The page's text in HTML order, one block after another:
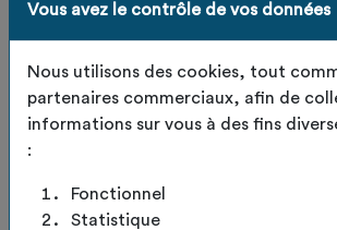
Vous avez le contrôle de vos données
Nous utilisons des cookies, tout
partenaires commerciaux, afin de
informations sur vous à des fins
:
Fonctionnel
Statistique